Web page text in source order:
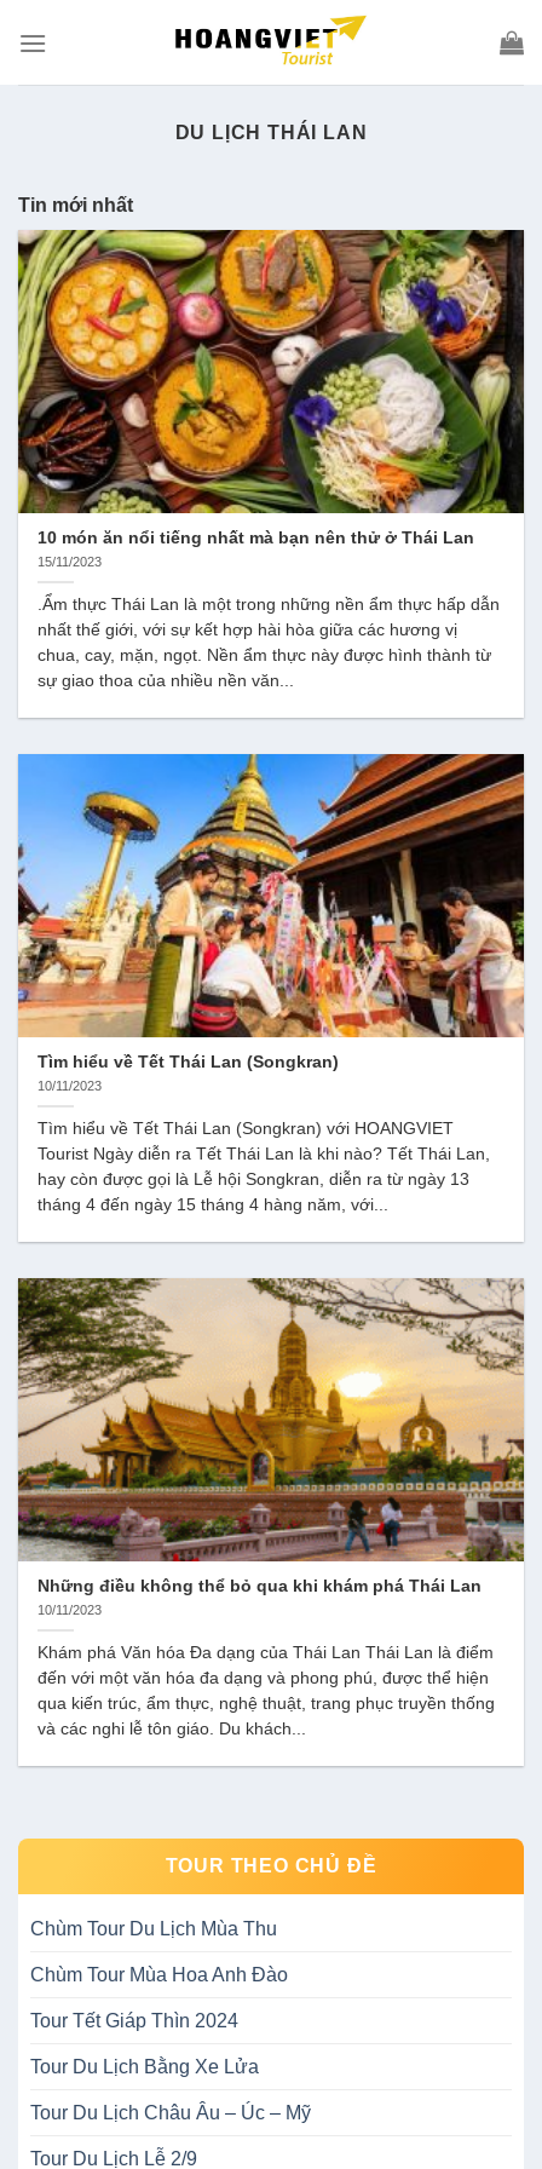
DU LỊCH THÁI LAN
Tin mới nhất
10 món ăn nổi tiếng nhất mà bạn nên thử ở Thái Lan
15/11/2023
.Ẩm thực Thái Lan là một trong những nền ẩm thực hấp dẫn
nhất thế giới, với sự kết hợp hài hòa giữa các hương vị
chua, cay, mặn, ngọt. Nền ẩm thực này được hình thành từ
sự giao thoa của nhiều nền văn...
Tìm hiểu về Tết Thái Lan (Songkran)
10/11/2023
Tìm hiểu về Tết Thái Lan (Songkran) với HOANGVIET
Tourist Ngày diễn ra Tết Thái Lan là khi nào? Tết Thái Lan,
hay còn được gọi là Lễ hội Songkran, diễn ra từ ngày 13
tháng 4 đến ngày 15 tháng 4 hàng năm, với...
Những điều không thể bỏ qua khi khám phá Thái Lan
10/11/2023
Khám phá Văn hóa Đa dạng của Thái Lan Thái Lan là điểm
đến với một văn hóa đa dạng và phong phú, được thể hiện
qua kiến trúc, ẩm thực, nghệ thuật, trang phục truyền thống
và các nghi lễ tôn giáo. Du khách...
TOUR THEO CHỦ ĐỀ
Chùm Tour Du Lịch Mùa Thu
Chùm Tour Mùa Hoa Anh Đào
Tour Tết Giáp Thìn 2024
Tour Du Lịch Bằng Xe Lửa
Tour Du Lịch Châu Âu – Úc – Mỹ
Tour Du Lịch Lễ 2/9